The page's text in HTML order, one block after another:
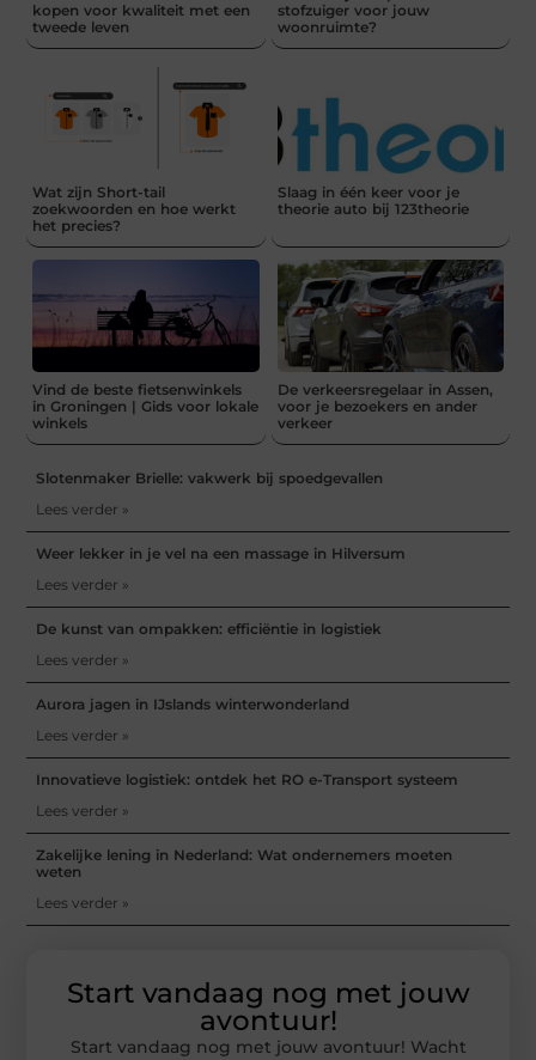
kopen voor kwaliteit met een
tweede leven
stofzuiger voor jouw
woonruimte?
Wat zijn Short-tail
zoekwoorden en hoe werkt
het precies?
Slaag in één keer voor je
theorie auto bij 123theorie
Vind de beste fietsenwinkels
in Groningen | Gids voor lokale
winkels
De verkeersregelaar in Assen,
voor je bezoekers en ander
verkeer
Slotenmaker Brielle: vakwerk bij spoedgevallen
Lees verder »
Weer lekker in je vel na een massage in Hilversum
Lees verder »
De kunst van ompakken: efficiëntie in logistiek
Lees verder »
Aurora jagen in IJslands winterwonderland
Lees verder »
Innovatieve logistiek: ontdek het RO e-Transport systeem
Lees verder »
Zakelijke lening in Nederland: Wat ondernemers moeten
weten
Lees verder »
Start vandaag nog met jouw
avontuur!
Start vandaag nog met jouw avontuur! Wacht